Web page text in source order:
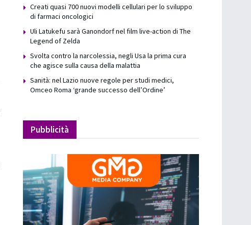
Creati quasi 700 nuovi modelli cellulari per lo sviluppo
di farmaci oncologici
Uli Latukefu sarà Ganondorf nel film live-action di The
Legend of Zelda
Svolta contro la narcolessia, negli Usa la prima cura
che agisce sulla causa della malattia
Sanità: nel Lazio nuove regole per studi medici,
Omceo Roma ‘grande successo dell’Ordine’
Pubblicità